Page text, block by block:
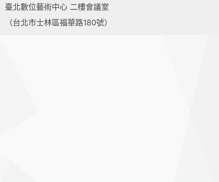
臺北數位藝術中心 二樓會議室
（台北市士林區福華路180號）